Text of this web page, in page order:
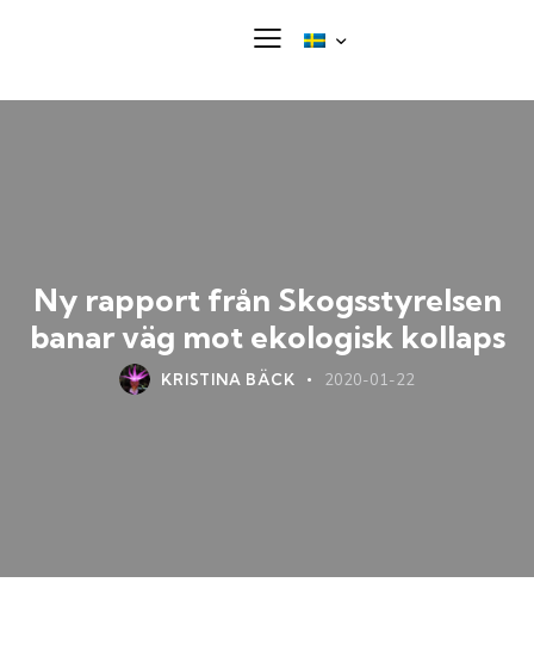
Ny rapport från Skogsstyrelsen
banar väg mot ekologisk kollaps
KRISTINA BÄCK 2020-01-22